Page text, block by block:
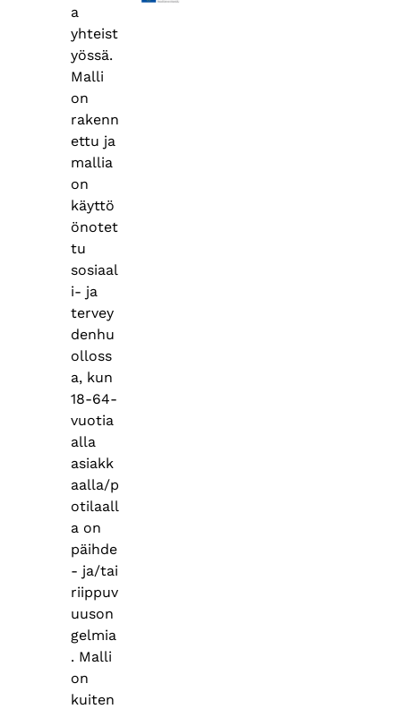
a
yhteist
yössä.
Malli
on
rakenn
ettu ja
mallia
on
käyttö
önotet
tu
sosiaal
i- ja
tervey
denhu
olloss
a, kun
18-64-
vuotia
alla
asiakk
aalla/p
otilaall
a on
päihde
- ja/tai
riippuv
uuson
gelmia
. Malli
on
kuiten